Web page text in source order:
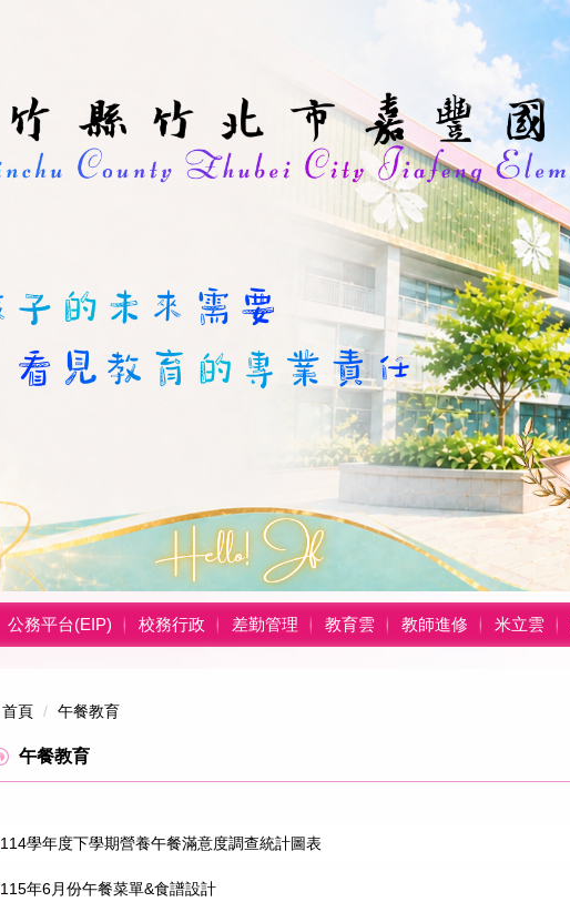
公務平台(EIP) 校務行政 差勤管理 教育雲 教師進修 米立雲
首頁 午餐教育
午餐教育
114學年度下學期營養午餐滿意度調查統計圖表
115年6月份午餐菜單&食譜設計